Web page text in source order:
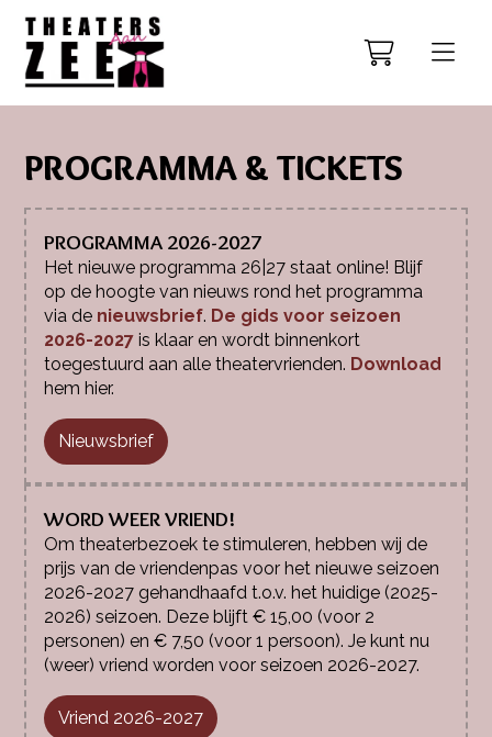
PROGRAMMA & TICKETS
PROGRAMMA 2026-2027
Het nieuwe programma 26|27 staat online! Blijf
op de hoogte van nieuws rond het programma
via de nieuwsbrief. De gids voor seizoen
2026-2027 is klaar en wordt binnenkort
toegestuurd aan alle theatervrienden. Download
hem hier.
Nieuwsbrief
WORD WEER VRIEND!
Om theaterbezoek te stimuleren, hebben wij de
prijs van de vriendenpas voor het nieuwe seizoen
2026-2027 gehandhaafd t.o.v. het huidige (2025-
2026) seizoen. Deze blijft € 15,00 (voor 2
personen) en € 7,50 (voor 1 persoon). Je kunt nu
(weer) vriend worden voor seizoen 2026-2027.
Vriend 2026-2027